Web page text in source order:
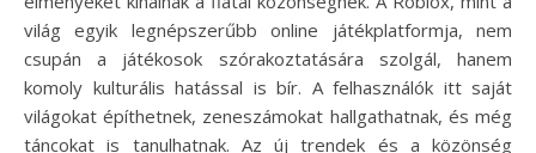
világ egyik legnépszerűbb online játékplatformja, nem
csupán a játékosok szórakoztatására szolgál, hanem
komoly kulturális hatással is bír. A felhasználók itt saját
világokat építhetnek, zeneszámokat hallgathatnak, és még
táncokat is tanulhatnak. Az új trendek és a közönség